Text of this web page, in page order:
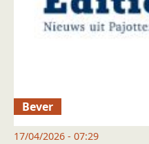
Bever
17/04/2026 - 07:29